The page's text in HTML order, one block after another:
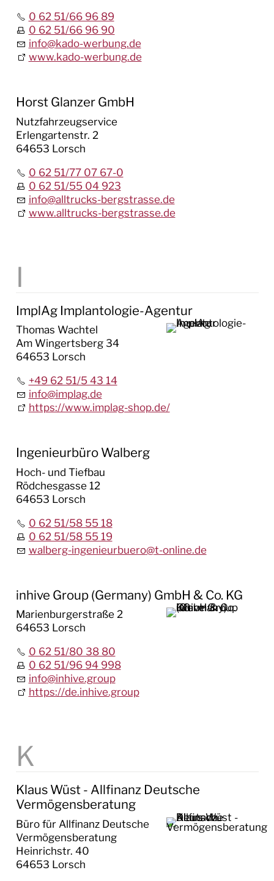
0 62 51/66 96 89
0 62 51/66 96 90
info@kado-werbung.de
www.kado-werbung.de
Horst Glanzer GmbH
Nutzfahrzeugservice
Erlengartenstr. 2
64653 Lorsch
0 62 51/77 07 67-0
0 62 51/55 04 923
info@alltrucks-bergstrasse.de
www.alltrucks-bergstrasse.de
ImplAg Implantologie-Agentur
Thomas Wachtel
Am Wingertsberg 34
64653 Lorsch
+49 62 51/5 43 14
info@implag.de
https://www.implag-shop.de/
Ingenieurbüro Walberg
Hoch- und Tiefbau
Rödchesgasse 12
64653 Lorsch
0 62 51/58 55 18
0 62 51/58 55 19
walberg-ingenieurbuero@t-online.de
inhive Group (Germany) GmbH & Co. KG
Marienburgerstraße 2
64653 Lorsch
0 62 51/80 38 80
0 62 51/96 94 998
info@inhive.group
https://de.inhive.group
Klaus Wüst - Allfinanz Deutsche
Vermögensberatung
Büro für Allfinanz Deutsche
Vermögensberatung
Heinrichstr. 40
64653 Lorsch